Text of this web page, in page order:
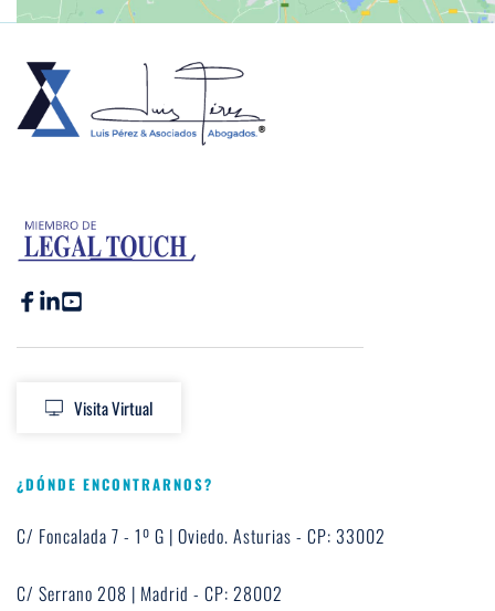
Visita Virtual
¿DÓNDE ENCONTRARNOS?
C/ Foncalada 7 - 1º G | Oviedo. Asturias - CP: 33002
C/ Serrano 208 | Madrid - CP: 28002